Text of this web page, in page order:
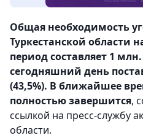
Общая необходимость
Туркестанской области
период составляет 1
сегодняшний день
(43,5%). В ближайшее
полностью завершится,
ссылкой на пресс-службу
области.